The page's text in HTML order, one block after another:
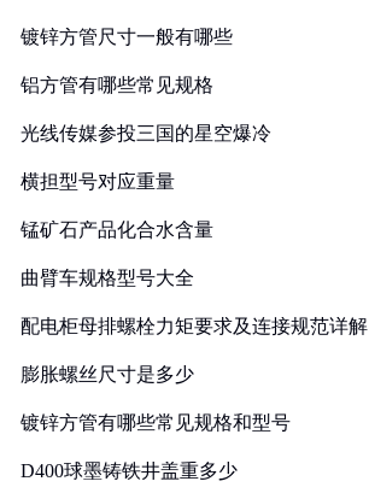
镀锌方管尺寸一般有哪些
铝方管有哪些常见规格
光线传媒参投三国的星空爆冷
横担型号对应重量
锰矿石产品化合水含量
曲臂车规格型号大全
配电柜母排螺栓力矩要求及连接规范详解
膨胀螺丝尺寸是多少
镀锌方管有哪些常见规格和型号
D400球墨铸铁井盖重多少